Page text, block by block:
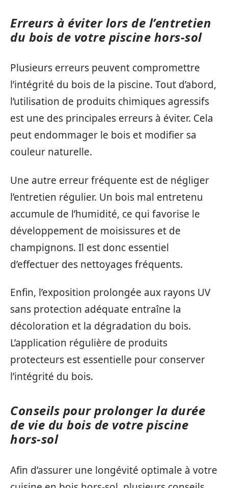
Erreurs à éviter lors de l’entretien
du bois de votre piscine hors-sol
Plusieurs erreurs peuvent compromettre
l’intégrité du bois de la piscine. Tout d’abord,
l’utilisation de produits chimiques agressifs
est une des principales erreurs à éviter. Cela
peut endommager le bois et modifier sa
couleur naturelle.
Une autre erreur fréquente est de négliger
l’entretien régulier. Un bois mal entretenu
accumule de l’humidité, ce qui favorise le
développement de moisissures et de
champignons. Il est donc essentiel
d’effectuer des nettoyages fréquents.
Enfin, l’exposition prolongée aux rayons UV
sans protection adéquate entraîne la
décoloration et la dégradation du bois.
L’application régulière de produits
protecteurs est essentielle pour conserver
l’intégrité du bois.
Conseils pour prolonger la durée
de vie du bois de votre piscine
hors-sol
Afin d’assurer une longévité optimale à votre